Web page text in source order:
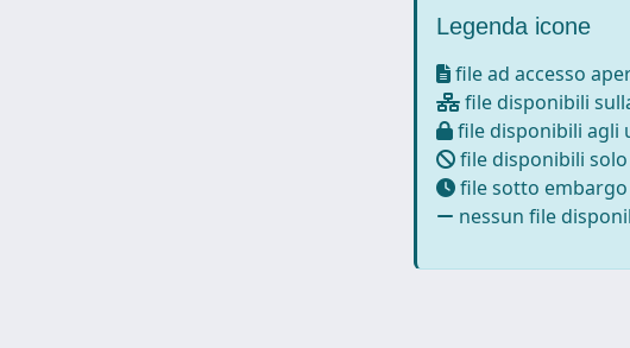
Legenda icone
file ad accesso
file disponibili
file disponibili agli
file disponibili
file sotto embargo
nessun file